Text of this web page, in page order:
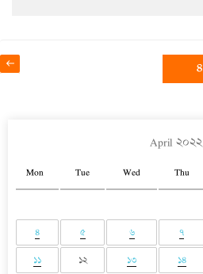
Posts
navigation
Previous
page ৪
April ২০২২
Mon Tue Wed Thu
৪ ৫ ৬ ৭
১১ ১২ ১৩ ১৪